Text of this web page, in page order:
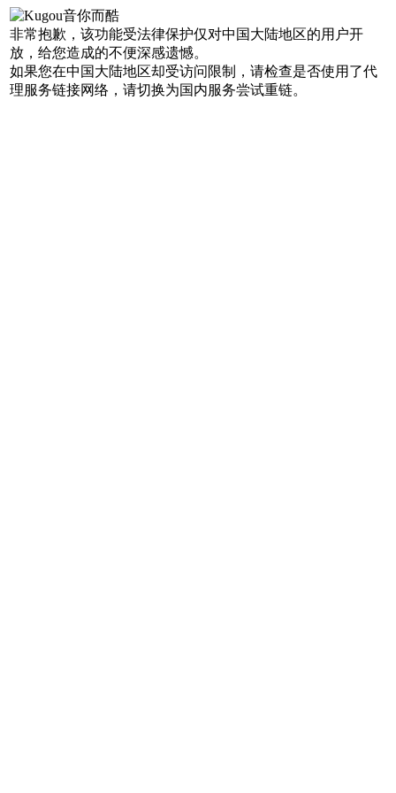
非常抱歉，该功能受法律保护仅对中国大陆地区的用户开
放，给您造成的不便深感遗憾。
如果您在中国大陆地区却受访问限制，请检查是否使用了代
理服务链接网络，请切换为国内服务尝试重链。